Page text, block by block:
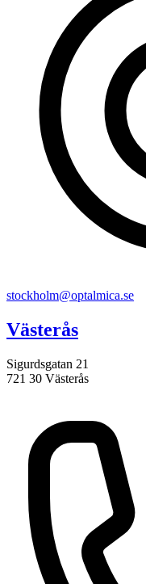
stockholm@optalmica.se
Västerås
Sigurdsgatan 21
721 30 Västerås